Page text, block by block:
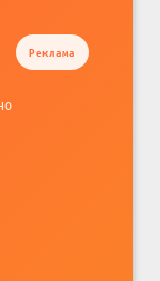
Реклама